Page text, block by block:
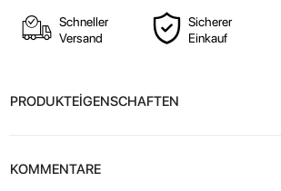
Schneller
Versand
Sicherer
Einkauf
PRODUKTEİGENSCHAFTEN
KOMMENTARE